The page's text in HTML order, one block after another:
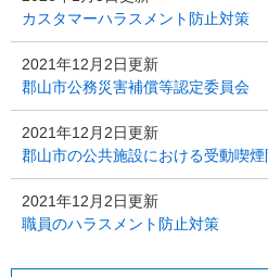
カスタマーハラスメント防止対策
2021年12月2日更新
郡山市公務災害補償等認定委員会
2021年12月2日更新
郡山市の公共施設における受動喫
2021年12月2日更新
職員のハラスメント防止対策